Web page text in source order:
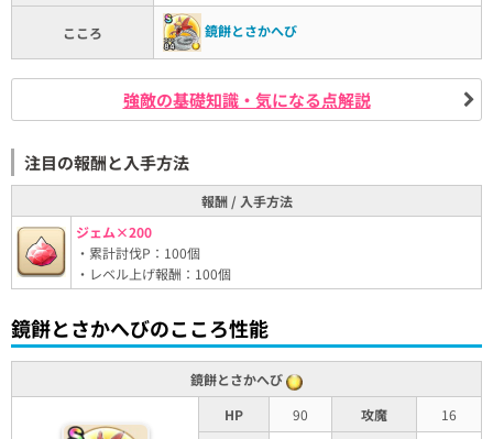
こころ 鏡餅とさかへび
強敵の基礎知識・気になる点解説
注目の報酬と入手方法
報酬 / 入手方法
ジェム×200
・累計討伐P：100個
・レベル上げ報酬：100個
鏡餅とさかへびのこころ性能
鏡餅とさかへび
HP
90 攻魔
16